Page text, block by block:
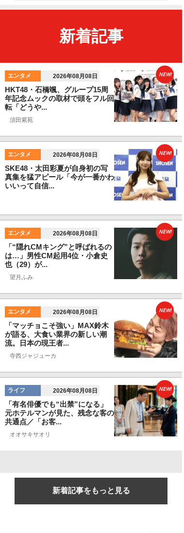
新着記事
エンタメ 2026年08月08日
HKT48・石橋颯、グループ15周
年記念ムックの取材で頭をフル回
転「どうや...
須田紫苑
NEW!
エンタメ 2026年08月08日
SKE48・太田彩夏が自身初の写
真集を猛アピール「今が一番かわ
いいって自信...
NEW!
エンタメ 2026年08月08日
「“隠れCMキング”と呼ばれるの
は…」男性CM起用4位・小倉史
也（29）が...
望月ふみ
NEW!
エンタメ 2026年08月08日
「マッチョこそ強い」MAX鈴木
が語る、大食い業界の新しい潮
流。日本の現王者...
寺西ジャジューカ
NEW!
ライフ 2026年08月08日
「有名俳優でも“出禁”になる」
元ホテルマンが見た、残念な客の
共通点／「お客...
オオサキサオリ
NEW!
新着記事をもっと見る